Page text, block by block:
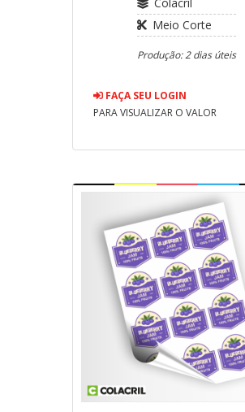
Meio Corte
Produção: 2 dias úteis
FAÇA SEU LOGIN
PARA VISUALIZAR O VALOR